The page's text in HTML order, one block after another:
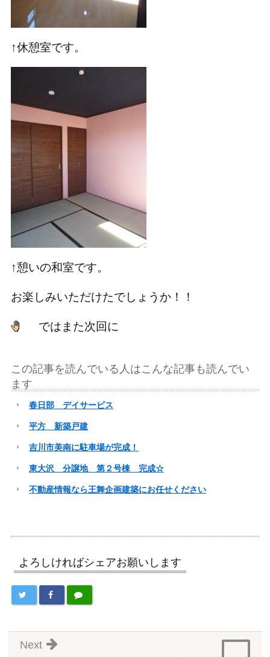
↑休憩室です。
↑憩いの和室です。
お楽しみいただけたでしょうか！！
ではまた次回に
この記事を読んでいる人はこんな記事も読んでい
ます
春日部 デイサービス
平方 新築戸建
吉川市美南に駐車場が完成！
東大沢 分譲地 第２号棟 完成☆
不動産情報なら王舞企画建築にお任せください
よろしければシェアお願いします
Next